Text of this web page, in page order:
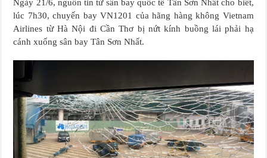
Ngày 21/6, nguồn tin từ sân bay quốc tế Tân Sơn Nhất cho biết,
lúc 7h30, chuyến bay VN1201 của hãng hàng không Vietnam
Airlines từ Hà Nội đi Cần Thơ bị nứt kính buồng lái phải hạ
cánh xuống sân bay Tân Sơn Nhất.